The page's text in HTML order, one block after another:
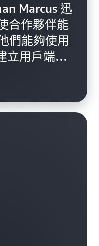
Marcus 迅
合作夥伴能
們能夠使用
立用戶端程
證和帳戶恢